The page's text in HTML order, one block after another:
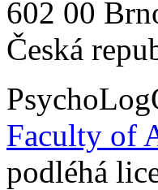
602 00
Česká
Faculty of
podléhá